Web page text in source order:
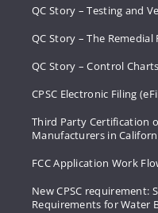
QC Story – Testing and
QC Story – The
QC Story – Control Charts
CPSC Electronic Filing
Third Party Certification
Manufacturers in
FCC Application Work
New CPSC requirement:
Requirements for Water